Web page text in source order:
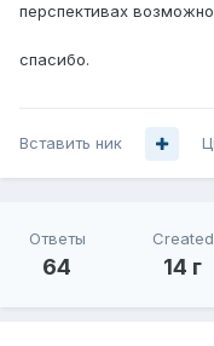
перспективах
спасибо.
Вставить ник
Ответы
64
Created
14 г